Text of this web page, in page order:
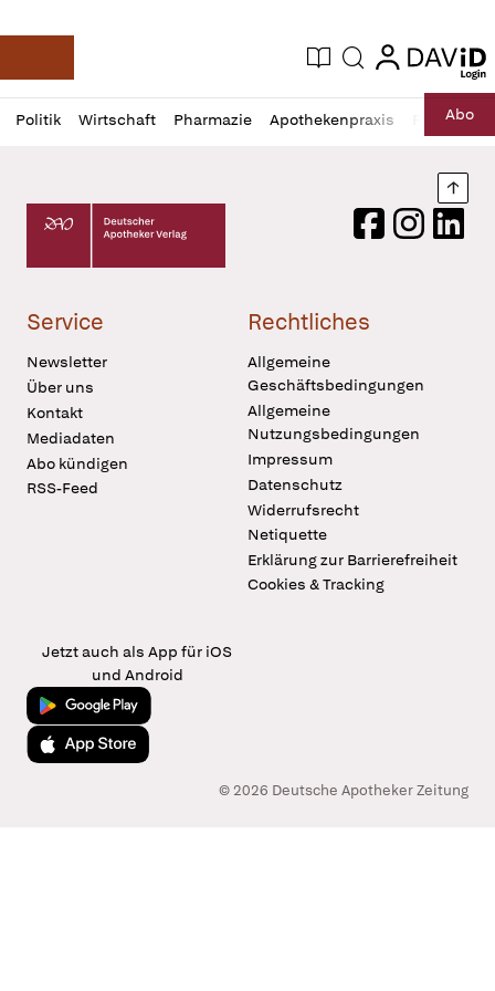
Deutsche Apotheker Zeitung
Aktuelle Ausgabe
Suche login
login
Politik Wirtschaft Pharmazie Apothekenpraxis RechtAbo
Profil
öffnen
Daz
Pur
Deutscher Apotheker Verlag Logo
FacebookInstagram
Service
Newsletter
Über uns
Kontakt
Mediadaten
Abo kündigen
RSS-Feed
Rechtliches
Allgemeine
Geschäftsbedingungen
Allgemeine
Nutzungsbedingungen
Impressum
Datenschutz
Widerrufsrecht
Netiquette
Erklärung zur Barrierefreiheit
Cookies & Tracking
Jetzt auch als App für iOS
und Android
Jetzt bei Google Play
Laden im App Store
© 2026 Deutsche Apotheker Zeitung